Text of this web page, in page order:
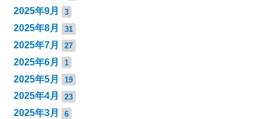
2025年9月 3
2025年8月 31
2025年7月 27
2025年6月 1
2025年5月 19
2025年4月 23
2025年3月 6